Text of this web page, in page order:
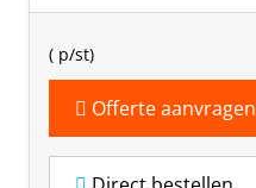
( p/st)
Offerte aanvragen